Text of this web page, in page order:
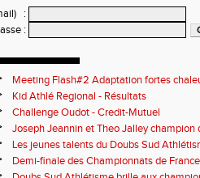
:
:
Meeting Flash#2 Adaptation fortes
Kid Athlé Regional - Résultats
Challenge Oudot - Credit-Mutuel
Joseph Jeannin et Theo Jalley champion
DSA en grande forme pour le Jour-J
Les jeunes talents du Doubs Sud
championnats de France
Demi-finale des Championnats de
Sud Athlétisme à Sarrebourg